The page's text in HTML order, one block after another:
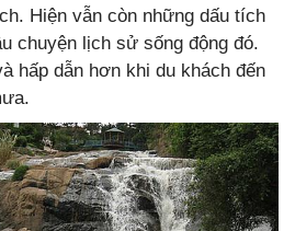
Hiện vẫn còn những dấu tích
chuyện lịch sử sống động đó.
hấp dẫn hơn khi du khách đến